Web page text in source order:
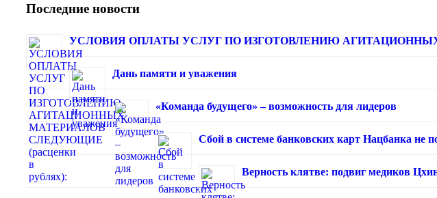
Последние новости
УСЛОВИЯ ОПЛАТЫ УСЛУГ ПО ИЗГОТОВЛЕНИЮ АГИТАЦИОННЫХ
Дань памяти и уважения
«Команда будущего» – возможность для лидеров
Сбой в системе банковских карт Нацбанка не
Верность клятве: подвиг медиков